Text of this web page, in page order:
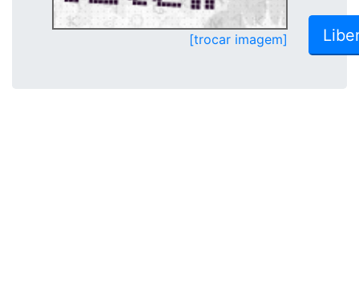
[trocar imagem]